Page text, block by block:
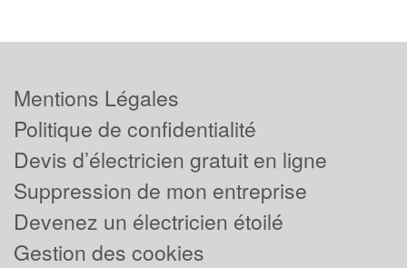
Mentions Légales
Politique de confidentialité
Devis d’électricien gratuit en ligne
Suppression de mon entreprise
Devenez un électricien étoilé
Gestion des cookies